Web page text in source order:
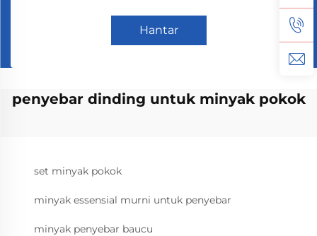
Hantar
penyebar dinding untuk minyak pokok
set minyak pokok
minyak essensial murni untuk penyebar
minyak penyebar baucu